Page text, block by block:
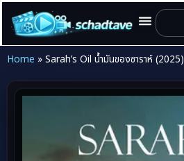
Home » Sarah’s Oil น้ำมันของซาราห์ (2025)